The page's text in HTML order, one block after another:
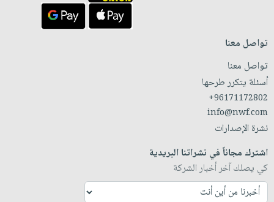
تواصل معنا
تواصل معنا
أسئلة يتكرر طرحها
+96171172802
info@nwf.com
نشرة الإصدارات
اشترك مجاناً في نشراتنا البريدية
كي يصلك آخر أخبار الشركة